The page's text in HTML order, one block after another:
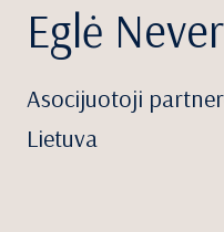
Eglė
Asocijuotoji
Lietuva